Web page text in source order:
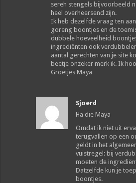
sereh stengels bijvoorbeeld
heel overheersend zijn.
Ik heb dezelfde vraag ten
goreng boontjes en de
dubbele hoeveelheid
ingrediënten ook
aantal gerechten van je site
beetje onzeker merk ik. Ik
Groetjes Maya
Sjoerd
Ha die Maya
Omdat ik niet uit
terugvallen op een
geldt in het
vuistregel: bij
moeten de
Datzelfde kun je
boontjes.